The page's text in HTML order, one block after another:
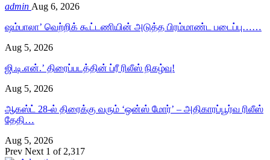
admin Aug 6, 2026
ஷம்பாலா’ வெற்றிக் கூட்டணியின் அடுத்த பிரம்மாண்ட படைப்பு……
Aug 5, 2026
ஜி.டி.என்.’ திரைப்படத்தின் ப்ரீ ரிலீஸ் நிகழ்வு!
Aug 5, 2026
ஆகஸ்ட் 28-ல் திரைக்கு வரும் ‘ஒன்ஸ் மோர்’ – அதிகாரப்பூர்வ ரிலீஸ்
தேதி…
Aug 5, 2026
Prev Next 1 of 2,317